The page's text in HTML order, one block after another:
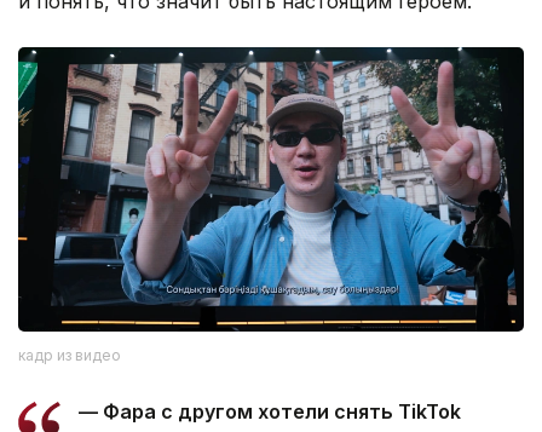
кадр из видео
— Фара с другом хотели снять TikTok